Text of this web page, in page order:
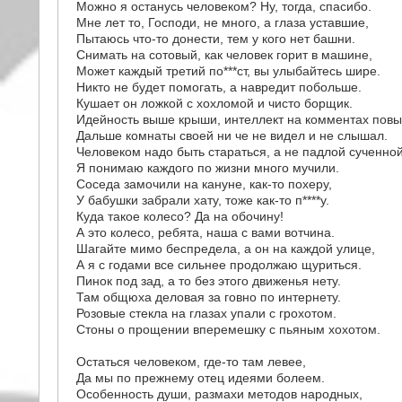
Можно я останусь человеком? Ну, тогда, спасибо.
Мне лет то, Господи, не много, а глаза уставшие,
Пытаюсь что-то донести, тем у кого нет башни.
Снимать на сотовый, как человек горит в машине,
Может каждый третий по***ст, вы улыбайтесь шире.
Никто не будет помогать, а навредит побольше.
Кушает он ложкой с хохломой и чисто борщик.
Идейность выше крыши, интеллект на комментах
Дальше комнаты своей ни че не видел и не слышал.
Человеком надо быть стараться, а не падлой
Я понимаю каждого по жизни много мучили.
Соседа замочили на кануне, как-то похеру,
У бабушки забрали хату, тоже как-то п****у.
Куда такое колесо? Да на обочину!
А это колесо, ребята, наша с вами вотчина.
Шагайте мимо беспредела, а он на каждой улице,
А я с годами все сильнее продолжаю щуриться.
Пинок под зад, а то без этого движенья нету.
Там общюха деловая за говно по интернету.
Розовые стекла на глазах упали с грохотом.
Стоны о прощении вперемешку с пьяным хохотом.
Остаться человеком, где-то там левее,
Да мы по прежнему отец идеями болеем.
Особенность души, размахи методов народных,